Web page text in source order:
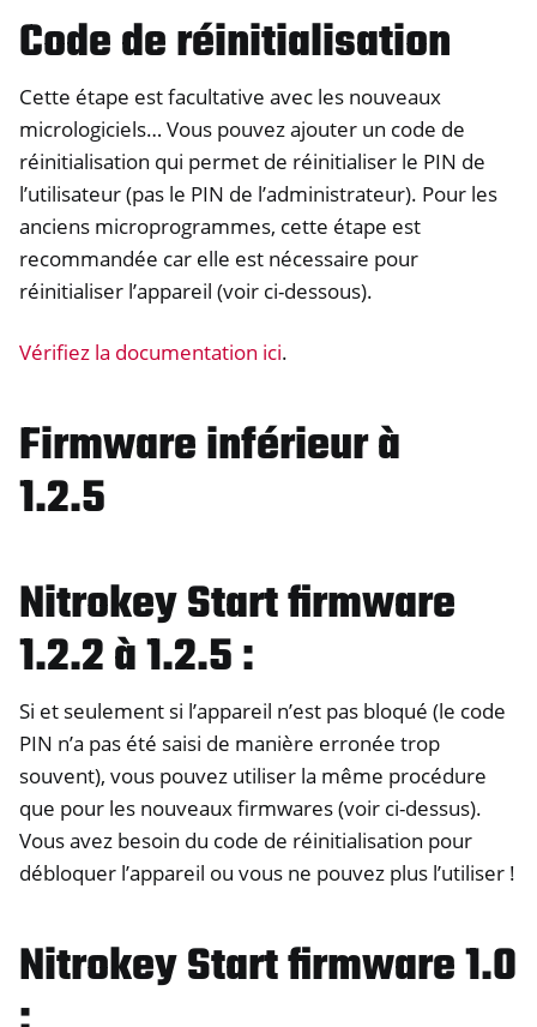
Code de réinitialisation
Cette étape est facultative avec les nouveaux
micrologiciels… Vous pouvez ajouter un code de
réinitialisation qui permet de réinitialiser le PIN de
l’utilisateur (pas le PIN de l’administrateur). Pour les
anciens microprogrammes, cette étape est
recommandée car elle est nécessaire pour
réinitialiser l’appareil (voir ci-dessous).
Vérifiez la documentation ici.
Firmware inférieur à
1.2.5
Nitrokey Start firmware
1.2.2 à 1.2.5 :
Si et seulement si l’appareil n’est pas bloqué (le code
PIN n’a pas été saisi de manière erronée trop
souvent), vous pouvez utiliser la même procédure
que pour les nouveaux firmwares (voir ci-dessus).
Vous avez besoin du code de réinitialisation pour
débloquer l’appareil ou vous ne pouvez plus l’utiliser !
Nitrokey Start firmware 1.0